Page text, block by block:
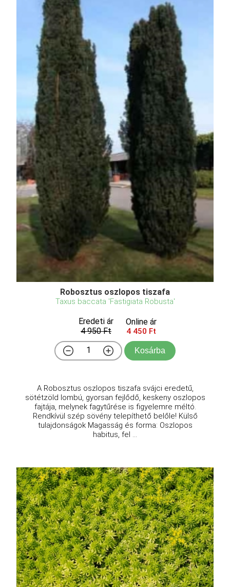
Robosztus oszlopos tiszafa
Taxus baccata 'Fastigiata Robusta'
Eredeti ár
4 950 Ft
Online ár
4 450 Ft
Kosárba
A Robosztus oszlopos tiszafa svájci eredetű,
sötétzöld lombú, gyorsan fejlődő, keskeny oszlopos
fajtája, melynek fagytűrése is figyelemre méltó.
Rendkívül szép sövény telepíthető belőle! Külső
tulajdonságok Magasság és forma: Oszlopos
habitus, fel ...